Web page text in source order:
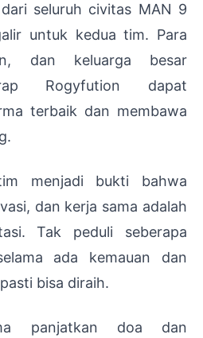
seluruh civitas MAN 9
untuk kedua tim. Para
dan keluarga besar
Rogyfution dapat
terbaik dan membawa
menjadi bukti bahwa
dan kerja sama adalah
Tak peduli seberapa
ada kemauan dan
bisa diraih.
panjatkan doa dan